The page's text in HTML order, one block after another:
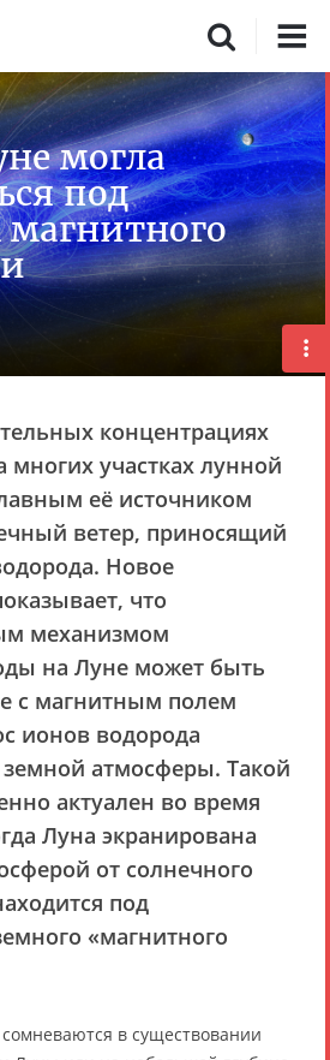
могла
под
концентрациях
многих участках лунной
её источником
ветер, приносящий
Новое
что
механизмом
на Луне может быть
с магнитным полем
ионов водорода
атмосферы. Такой
актуален во время
Луна экранирована
от солнечного
под
«магнитного
в существовании